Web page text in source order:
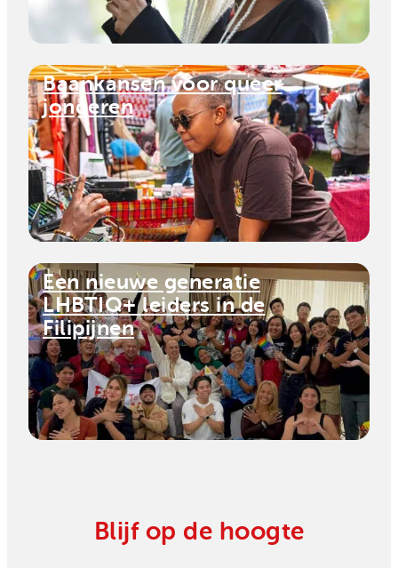
Baankansen voor queer
jongeren
Een nieuwe generatie
LHBTIQ+ leiders in de
Filipijnen
Blijf op de hoogte